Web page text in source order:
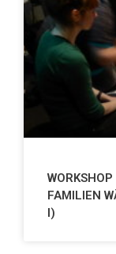
FAMILIEN
I)